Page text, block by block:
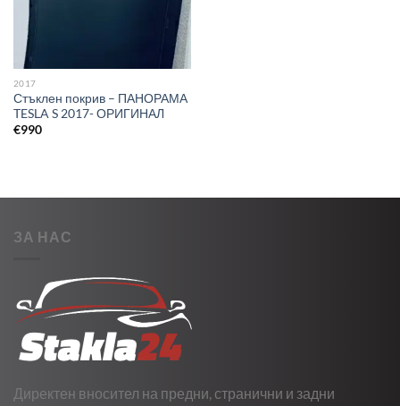
2017
Стъклен покрив – ПАНОРАМА
TESLA S 2017- ОРИГИНАЛ
€990
ЗА НАС
Директен вносител на предни, странични и задни